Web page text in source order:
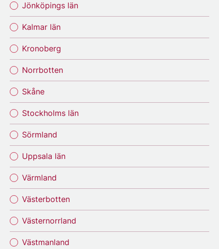
Jönköpings län
Kalmar län
Kronoberg
Norrbotten
Skåne
Stockholms län
Sörmland
Uppsala län
Värmland
Västerbotten
Västernorrland
Västmanland